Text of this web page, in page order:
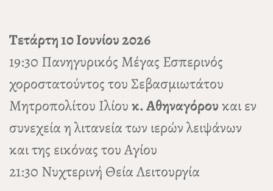
Τετάρτη 10 Ιουνίου 2026
19:30 Πανηγυρικός Μέγας Εσπερινός
χοροστατούντος του Σεβασμιωτάτου
Μητροπολίτου Ιλίουκ. Αθηναγόρουκαι εν
συνεχεία η λιτανεία των ιερών λειψάνων
και της εικόνας του Αγίου
21:30 Νυχτερινή Θεία Λειτουργία